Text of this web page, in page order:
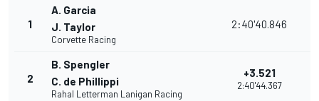
1
A. Garcia
J. Taylor
Corvette Racing
2:40'40.846
2
B. Spengler
C. de Phillippi
Rahal Letterman Lanigan Racing
+3.521
2:40'44.367